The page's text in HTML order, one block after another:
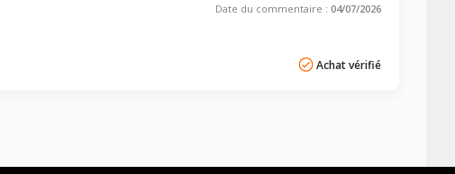
Date du commentaire : 04/07/2026
Achat vérifié